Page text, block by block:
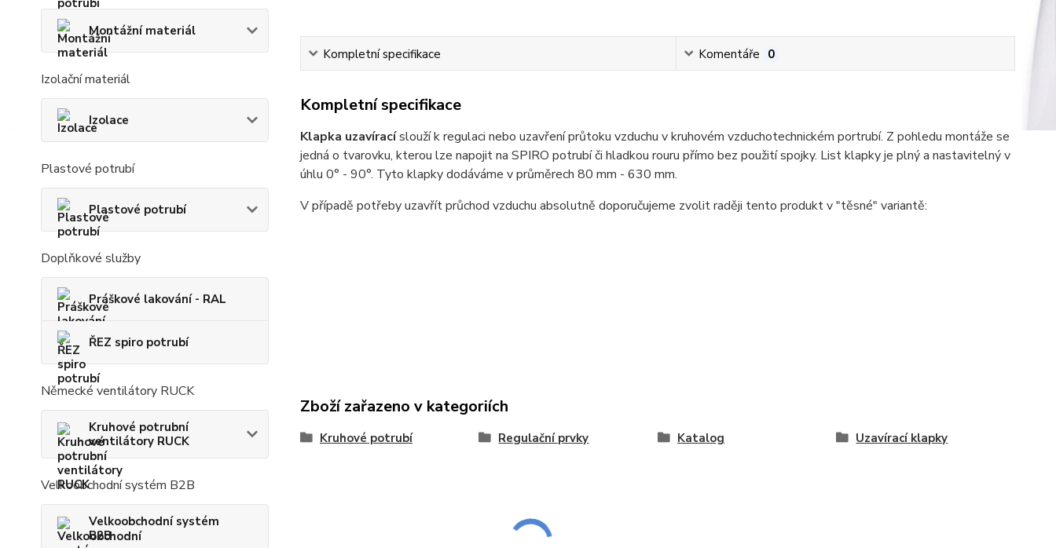
Montážní materiál
Izolační materiál
Izolace
Plastové potrubí
Plastové potrubí
Doplňkové služby
Práškové lakování - RAL
ŘEZ spiro potrubí
Německé ventilátory RUCK
Kruhové potrubní
ventilátory RUCK
Velkoobchodní systém B2B
Velkoobchodní systém
B2B
Kompletní specifikace Komentáře 0
Kompletní specifikace
Klapka uzavíracíslouží k regulaci nebo uzavření průtoku vzduchu v kruhovém vzduchotechnickém portrubí. Z pohledu montáže se
jedná o tvarovku, kterou lze napojit na SPIRO potrubí či hladkou rouru přímo bez použití spojky. List klapky je plný a nastavitelný v
úhlu 0° - 90°. Tyto klapky dodáváme v průměrech 80 mm - 630 mm.
V případě potřeby uzavřít průchod vzduchu absolutně doporučujeme zvolit raději tento produkt v "těsné" variantě:
Zboží zařazeno v kategoriích
Kruhové potrubí Regulační prvky Katalog Uzavírací klapky